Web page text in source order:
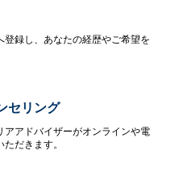
登録し、あなたの経歴やご希望を
セリング
アアドバイザーがオンラインや電
だきます。